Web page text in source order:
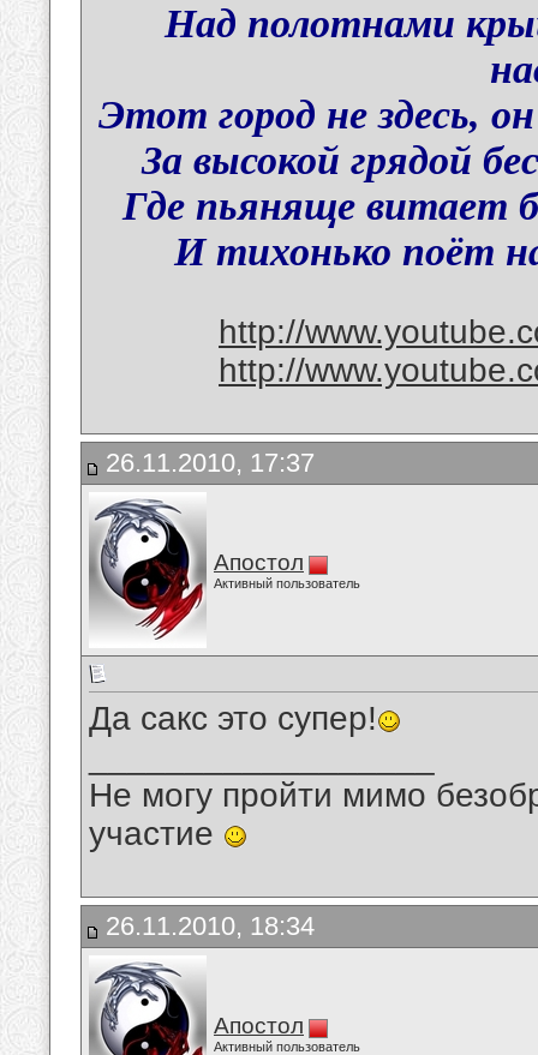
Над полотнами
Этот город не здесь,
За высокой грядой
Где пьяняще витает
И тихонько поёт
http://
http://
26.11.2010, 17:37
Апостол
Активный пользователь
Да сакс это супер!
Не могу пройти мимо
участие
26.11.2010, 18:34
Апостол
Активный пользователь